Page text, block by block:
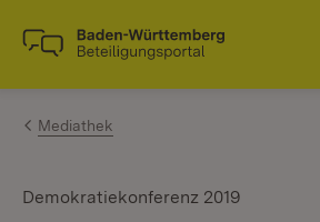
Zum Inhalt springen
Link zur Startseite
Mediathek
Demokratiekonferenz 2019